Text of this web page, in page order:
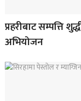
प्रहरीबाट सम्पत्ति
अभियोजन